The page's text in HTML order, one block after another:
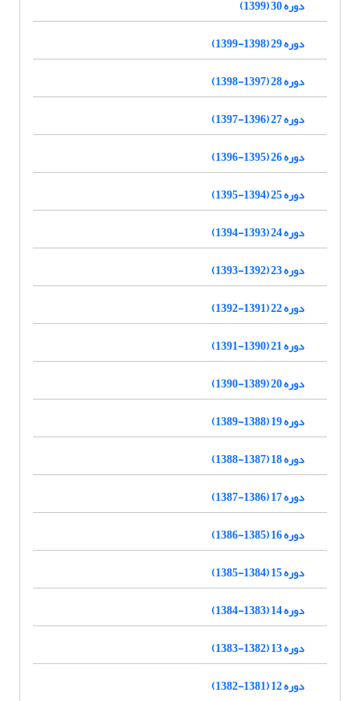
دوره 30 (1399)
دوره 29 (1398-1399)
دوره 28 (1397-1398)
دوره 27 (1396-1397)
دوره 26 (1395-1396)
دوره 25 (1394-1395)
دوره 24 (1393-1394)
دوره 23 (1392-1393)
دوره 22 (1391-1392)
دوره 21 (1390-1391)
دوره 20 (1389-1390)
دوره 19 (1388-1389)
دوره 18 (1387-1388)
دوره 17 (1386-1387)
دوره 16 (1385-1386)
دوره 15 (1384-1385)
دوره 14 (1383-1384)
دوره 13 (1382-1383)
دوره 12 (1381-1382)